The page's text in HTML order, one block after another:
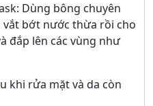
Dùng bông chuyên
bớt nước thừa rồi cho
đắp lên các vùng như
khi rửa mặt và da còn